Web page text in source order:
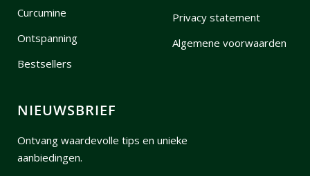
Curcumine
Ontspanning
Bestsellers
Privacy statement
Algemene voorwaarden
NIEUWSBRIEF
Ontvang waardevolle tips en unieke
aanbiedingen.